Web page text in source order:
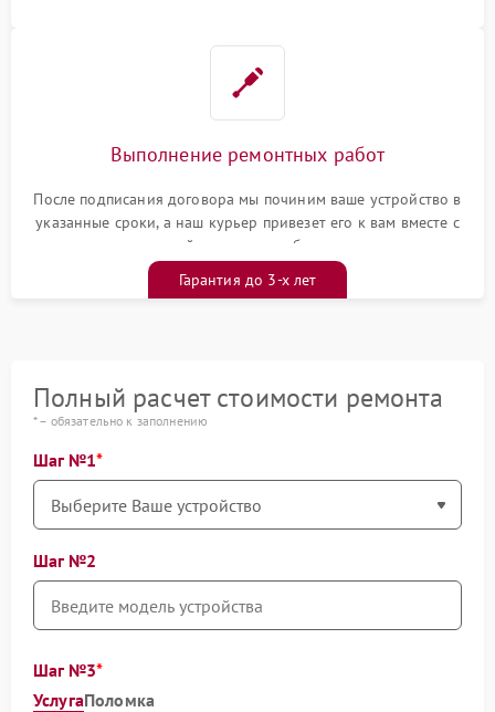
Выполнение ремонтных работ
После подписания договора мы починим ваше устройство в
указанные сроки, а наш курьер привезет его к вам вместе с
гарантийным талоном бесплатно
Гарантия до 3-х лет
Полный расчет стоимости ремонта
* – обязательно к заполнению
Шаг №1
Шаг №2
Шаг №3
УслугаПоломка